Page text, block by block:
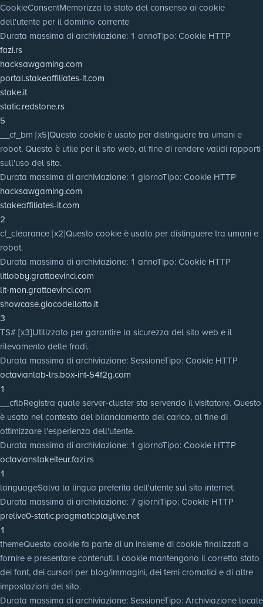
CookieConsentMemorizza lo stato del consenso ai cookie
dell'utente per il dominio corrente
Durata massima di archiviazione: 1 annoTipo: Cookie HTTP
fazi.rs
hacksawgaming.com
portal.stakeaffiliates-it.com
stake.it
static.redstone.rs
5
__cf_bm [x5]Questo cookie è usato per distinguere tra umani e
robot. Questo è utile per il sito web, al fine di rendere validi rapporti
sull'uso del sito.
Durata massima di archiviazione: 1 giornoTipo: Cookie HTTP
hacksawgaming.com
stakeaffiliates-it.com
2
cf_clearance [x2]Questo cookie è usato per distinguere tra umani e
robot.
Durata massima di archiviazione: 1 annoTipo: Cookie HTTP
litlobby.grattaevinci.com
lit-mon.grattaevinci.com
showcase.giocodellotto.it
3
TS# [x3]Utilizzato per garantire la sicurezza del sito web e il
rilevamento delle frodi.
Durata massima di archiviazione: SessioneTipo: Cookie HTTP
octavianlab-lrs.box-int-54f2g.com
1
__cflbRegistra quale server-cluster sta servendo il visitatore. Questo
è usato nel contesto del bilanciamento del carico, al fine di
ottimizzare l'esperienza dell'utente.
Durata massima di archiviazione: 1 giornoTipo: Cookie HTTP
octavianstakeiteur.fazi.rs
1
languageSalva la lingua preferita dell'utente sul sito internet.
Durata massima di archiviazione: 7 giorniTipo: Cookie HTTP
prelive0-static.pragmaticplaylive.net
1
themeQuesto cookie fa parte di un insieme di cookie finalizzati a
fornire e presentare contenuti. I cookie mantengono il corretto stato
dei font, dei cursori per blog/immagini, dei temi cromatici e di altre
impostazioni del sito.
Durata massima di archiviazione: SessioneTipo: Archiviazione locale